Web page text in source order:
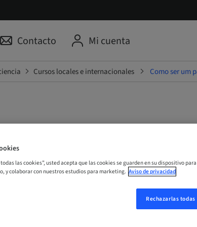
Contacto Mi cuenta
Cursos locales e internacionales Como ser um
parceiro
las cookies”, usted acepta que las cookies se guarden en su dispositivo
y colaborar con nuestros estudios para marketing. Aviso de privacidad
Rechazarlas todas